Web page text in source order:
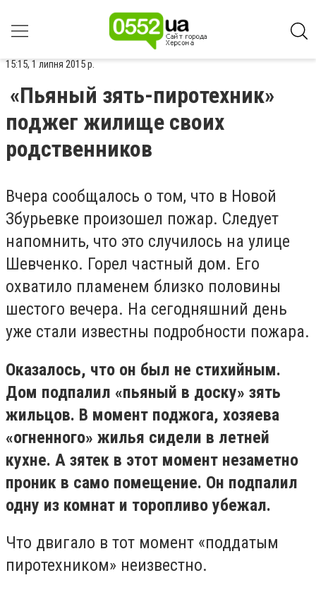
15:15, 1 липня 2015 р.
«Пьяный зять-пиротехник»
поджег жилище своих
родственников
Вчера сообщалось о том, что в Новой
Збурьевке произошел пожар. Следует
напомнить, что это случилось на улице
Шевченко. Горел частный дом. Его
охватило пламенем близко половины
шестого вечера. На сегодняшний день
уже стали известны подробности пожара.
Оказалось, что он был не стихийным.
Дом подпалил «пьяный в доску» зять
жильцов. В момент поджога, хозяева
«огненного» жилья сидели в летней
кухне. А зятек в этот момент незаметно
проник в само помещение. Он подпалил
одну из комнат и торопливо убежал.
Что двигало в тот момент «поддатым
пиротехником» неизвестно.